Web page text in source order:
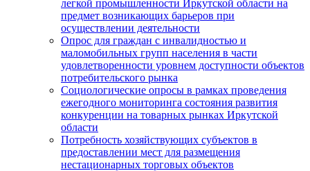
легкой промышленности Иркутской области на
предмет возникающих барьеров при
осуществлении деятельности
Опрос для граждан с инвалидностью и
маломобильных групп населения в части
удовлетворенности уровнем доступности объектов
потребительского рынка
Социологические опросы в рамках проведения
ежегодного мониторинга состояния развития
конкуренции на товарных рынках Иркутской
области
Потребность хозяйствующих субъектов в
предоставлении мест для размещения
нестационарных торговых объектов